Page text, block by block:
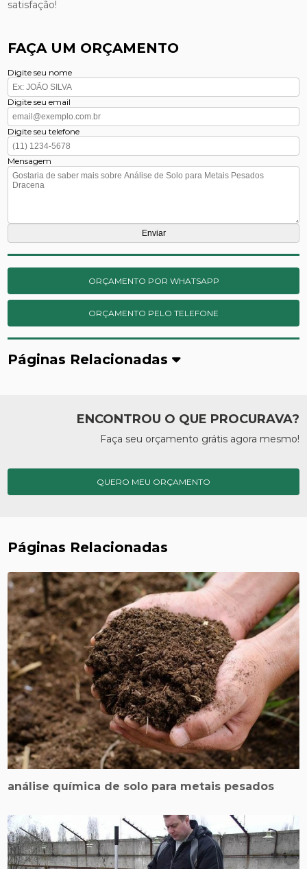
satisfação!
FAÇA UM ORÇAMENTO
Digite seu nome
Digite seu email
Digite seu telefone
Mensagem
ORÇAMENTO POR WHATSAPP
ORÇAMENTO PELO TELEFONE
Páginas Relacionadas
ENCONTROU O QUE PROCURAVA?
Faça seu orçamento grátis agora mesmo!
QUERO MEU ORÇAMENTO
Páginas Relacionadas
análise química de solo para metais pesados